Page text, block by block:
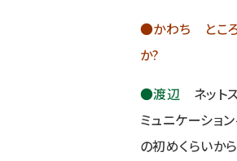
●かわち ところ
か?
●渡辺 ネット
ミュニケーショ
の初めくらいか